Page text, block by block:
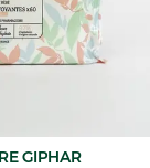
GIPHAR